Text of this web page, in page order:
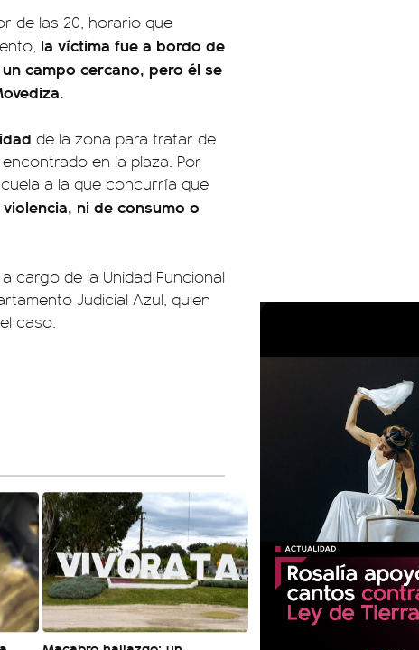
de las 20, horario que
la víctima fue a bordo de
campo cercano, pero él se
de la zona para tratar de
en la plaza. Por
a la que concurría que
ni de consumo o
a cargo de la Unidad Funcional
Judicial Azul, quien
caso.